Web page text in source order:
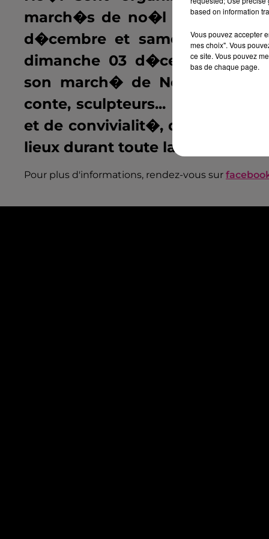
march�s de no�l de Metz et
d�cembre et samedi 02
dimanche 03 d�cembre,
son march� de No�l avec
conte, sculpteurs... Pour vous
et de convivialit�, des
lieux durant toute la semaine du
Pour plus d'informations, rendez-vous sur
based on information
Vous pouvez accepter
mes choix". Vous
ce site. Vous pouvez
bas de chaque page.